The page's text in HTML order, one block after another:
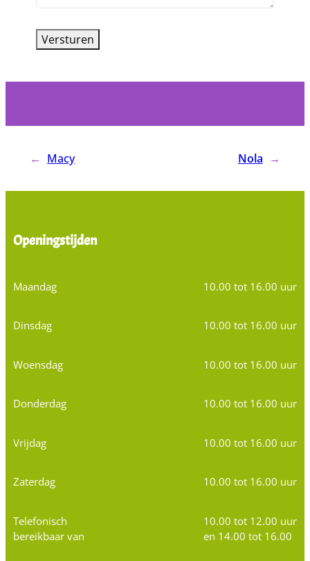
← Macy Nola →
Openingstijden
Maandag 10.00 tot 16.00 uur
Dinsdag 10.00 tot 16.00 uur
Woensdag 10.00 tot 16.00 uur
Donderdag 10.00 tot 16.00 uur
Vrijdag 10.00 tot 16.00 uur
Zaterdag 10.00 tot 16.00 uur
Telefonisch
bereikbaar van
10.00 tot 12.00 uur
en 14.00 tot 16.00